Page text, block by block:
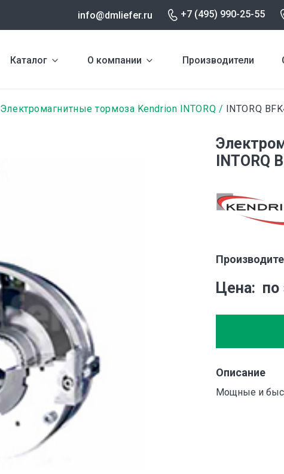
info@dmliefer.ru +7 (495) 990-25-55
Каталог О компании Производители
Электромагнитные тормоза Kendrion INTORQ INTORQ
INTORQ
Цена по
Описание
Мощные и